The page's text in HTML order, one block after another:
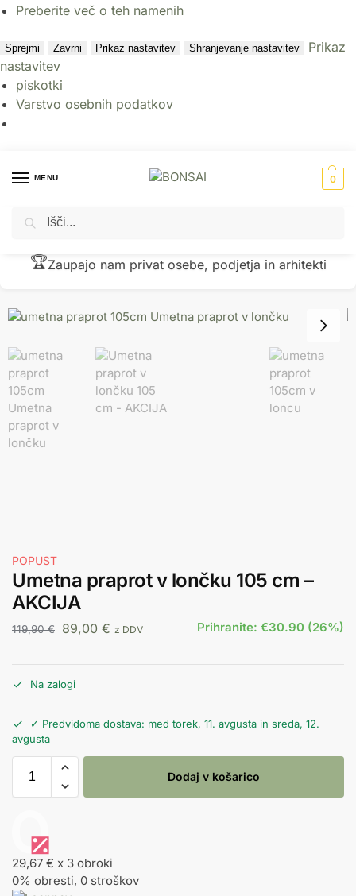
Preberite več o teh namenih
Sprejmi Zavrni Prikaz nastavitev Shranjevanje nastavitev
Prikaz
nastavitev
piskotki
Varstvo osebnih podatkov
MENU 0
Domov / Umetne rastline
🏆Zaupajo nam privat osebe, podjetja in arhitekti
POPUST
Umetna praprot v lončku 105 cm –
AKCIJA
119,90€ 89,00 € z DDV Prihranite: €30.90 (26%)
Na zalogi
✓ Predvidoma dostava: med torek, 11. avgusta in sreda, 12.
avgusta
Dodaj v košarico
29,67 € x 3 obroki
0% obresti, 0 stroškov